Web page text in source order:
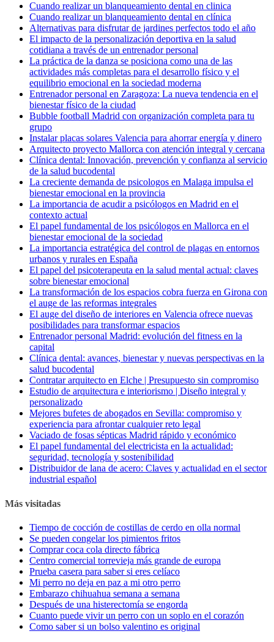
Cuando realizar un blanqueamiento dental en clinica
Cuando realizar un blanqueamiento dental en clínica
Alternativas para disfrutar de jardines perfectos todo el año
El impacto de la personalización deportiva en la salud
cotidiana a través de un entrenador personal
La práctica de la danza se posiciona como una de las
actividades más completas para el desarrollo físico y el
equilibrio emocional en la sociedad moderna
Entrenador personal en Zaragoza: La nueva tendencia en el
bienestar físico de la ciudad
Bubble football Madrid con organización completa para tu
grupo
Instalar placas solares Valencia para ahorrar energía y dinero
Arquitecto proyecto Mallorca con atención integral y cercana
Clínica dental: Innovación, prevención y confianza al servicio
de la salud bucodental
La creciente demanda de psicologos en Malaga impulsa el
bienestar emocional en la provincia
La importancia de acudir a psicólogos en Madrid en el
contexto actual
El papel fundamental de los psicólogos en Mallorca en el
bienestar emocional de la sociedad
La importancia estratégica del control de plagas en entornos
urbanos y rurales en España
El papel del psicoterapeuta en la salud mental actual: claves
sobre bienestar emocional
La transformación de los espacios cobra fuerza en Girona con
el auge de las reformas integrales
El auge del diseño de interiores en Valencia ofrece nuevas
posibilidades para transformar espacios
Entrenador personal Madrid: evolución del fitness en la
capital
Clínica dental: avances, bienestar y nuevas perspectivas en la
salud bucodental
Contratar arquitecto en Elche | Presupuesto sin compromiso
Estudio de arquitectura e interiorismo | Diseño integral y
personalizado
Mejores bufetes de abogados en Sevilla: compromiso y
experiencia para afrontar cualquier reto legal
Vaciado de fosas sépticas Madrid rápido y económico
El papel fundamental del electricista en la actualidad:
seguridad, tecnología y sostenibilidad
Distribuidor de lana de acero: Claves y actualidad en el sector
industrial español
Más visitadas
Tiempo de cocción de costillas de cerdo en olla normal
Se pueden congelar los pimientos fritos
Comprar coca cola directo fábrica
Centro comercial torrevieja más grande de europa
Prueba casera para saber si eres celíaco
Mi perro no deja en paz a mi otro perro
Embarazo chihuahua semana a semana
Después de una histerectomía se engorda
Cuanto puede vivir un perro con un soplo en el corazón
Como saber si un bolso valentino es original